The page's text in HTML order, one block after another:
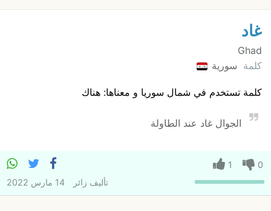
غاد
Ghad
كلمة سورية
كلمة تستخدم في شمال سوريا و معناها: هناك
الجوال غاد عند الطاولة
0
1
تأليف زائر 14 مارس 2022